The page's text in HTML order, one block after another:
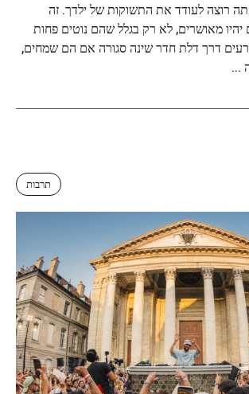
רוצה לעודד את התשוקות של ילדך. זה
מאושרים, לא רק בגלל שהם נוטים פחות
רעים דרך דלת חדר שינה סגורה אם הם שמחים,
...
תרבות